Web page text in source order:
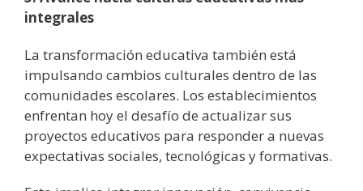
integrales
La transformación educativa también está
impulsando cambios culturales dentro de las
comunidades escolares. Los establecimientos
enfrentan hoy el desafío de actualizar sus
proyectos educativos para responder a nuevas
expectativas sociales, tecnológicas y formativas.